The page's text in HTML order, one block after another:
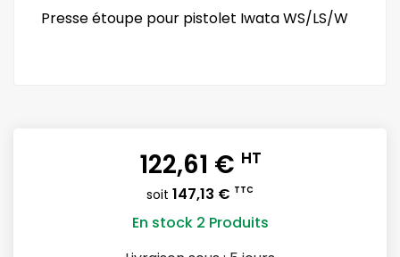
Presse étoupe pour pistolet Iwata WS/LS/W
122,61 € HT
soit 147,13 € TTC
En stock 2 Produits